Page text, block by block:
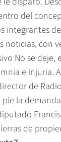
del
integrantes
noticias, con
No se
e injuria.
de
pie la
de